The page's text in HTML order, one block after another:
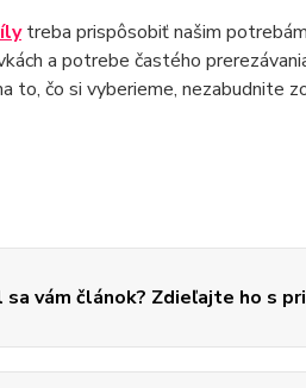
treba prispôsobiť našim
a potrebe častého
to, čo si vyberieme, nezabudnite
sa vám článok? Zdieľajte ho s